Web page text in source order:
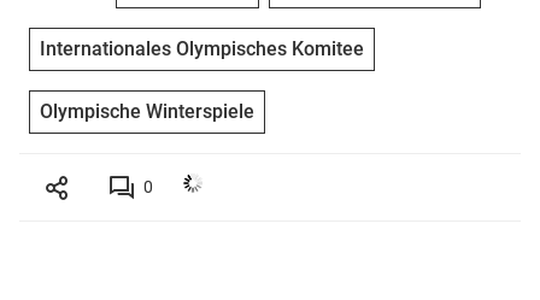
Internationales Olympisches Komitee
Olympische Winterspiele
0